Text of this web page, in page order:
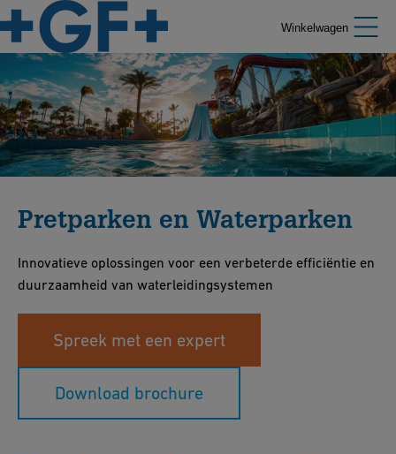
Winkelwagen
Pretparken en Waterparken
Innovatieve oplossingen voor een verbeterde efficiëntie en
duurzaamheid van waterleidingsystemen
Spreek met een expert
Download brochure